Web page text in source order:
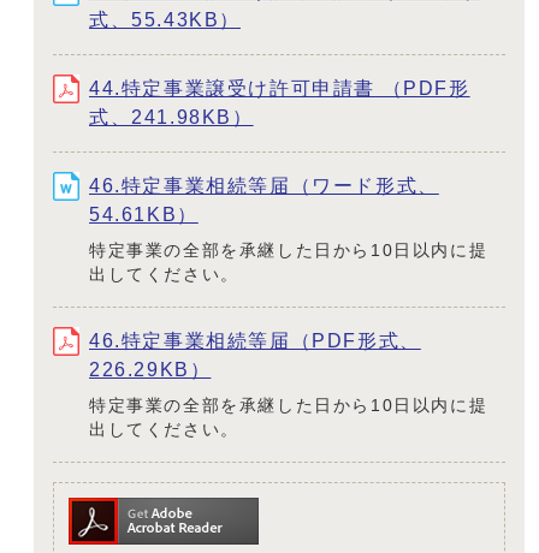
式、55.43KB）
44.特定事業譲受け許可申請書 （PDF形
式、241.98KB）
46.特定事業相続等届（ワード形式、
54.61KB）
特定事業の全部を承継した日から10日以内に提
出してください。
46.特定事業相続等届（PDF形式、
226.29KB）
特定事業の全部を承継した日から10日以内に提
出してください。